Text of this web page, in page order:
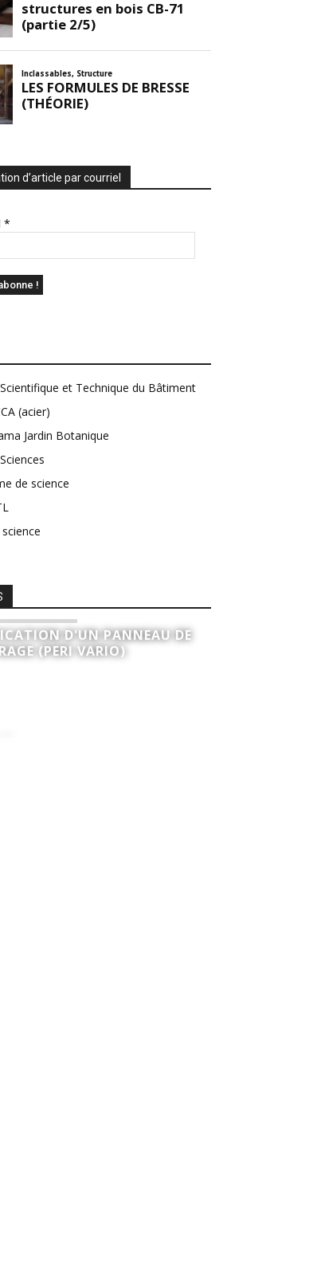
d’article par courriel
*
et Technique du Bâtiment
(acier)
Jardin Botanique
de science
D'UN PANNEAU DE
(PERI VARIO)